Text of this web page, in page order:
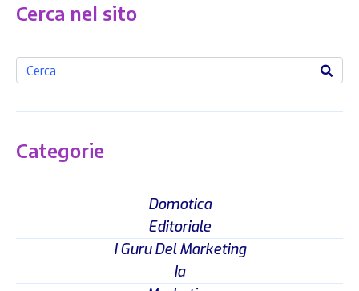
Cerca nel sito
Categorie
Domotica
Editoriale
I Guru Del Marketing
Ia